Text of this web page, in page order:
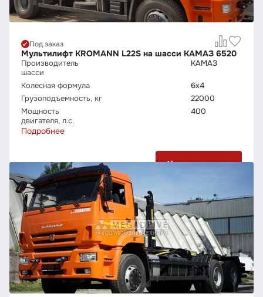
Под заказ
Мультилифт KROMANN L22S на шасси КАМАЗ 6520
Производитель
шасси
КАМАЗ
Колесная формула
6х4
Грузо­подъемность, кг
22000
Мощность
двигателя, л.с.
400
Подробнее
Узнать цену